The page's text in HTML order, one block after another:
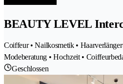
BEAUTY LEVEL
Coiffeur • Nailkosmetik •
Modeberatung • Hochzeit •
Geschlossen